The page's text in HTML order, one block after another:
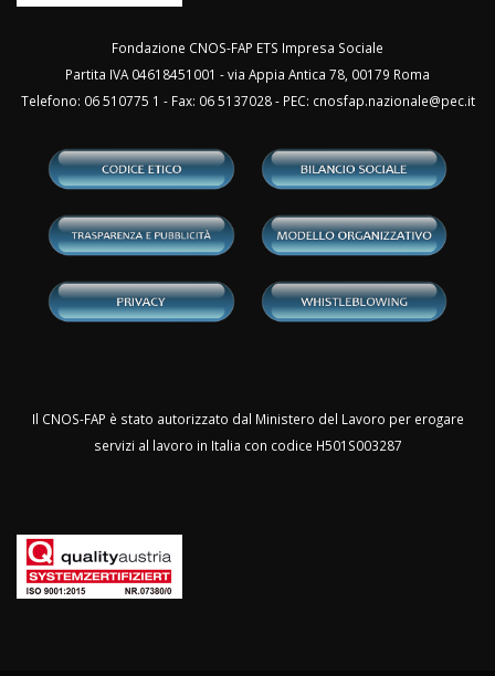
Fondazione CNOS-FAP ETS Impresa Sociale
Partita IVA 04618451001 - via Appia Antica 78, 00179 Roma
Telefono: 06 510775 1 - Fax: 06 5137028 - PEC: cnosfap.nazionale@pec.it
Il CNOS-FAP è stato autorizzato dal Ministero del Lavoro per erogare
servizi al lavoro in Italia con codice H501S003287